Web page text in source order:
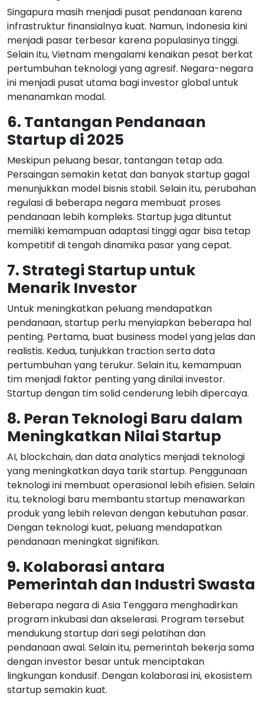
Singapura masih menjadi pusat pendanaan karena
infrastruktur finansialnya kuat. Namun, Indonesia kini
menjadi pasar terbesar karena populasinya tinggi.
Selain itu, Vietnam mengalami kenaikan pesat berkat
pertumbuhan teknologi yang agresif. Negara-negara
ini menjadi pusat utama bagi investor global untuk
menanamkan modal.
6. Tantangan Pendanaan
Startup di 2025
Meskipun peluang besar, tantangan tetap ada.
Persaingan semakin ketat dan banyak startup gagal
menunjukkan model bisnis stabil. Selain itu, perubahan
regulasi di beberapa negara membuat proses
pendanaan lebih kompleks. Startup juga dituntut
memiliki kemampuan adaptasi tinggi agar bisa tetap
kompetitif di tengah dinamika pasar yang cepat.
7. Strategi Startup untuk
Menarik Investor
Untuk meningkatkan peluang mendapatkan
pendanaan, startup perlu menyiapkan beberapa hal
penting. Pertama, buat business model yang jelas dan
realistis. Kedua, tunjukkan traction serta data
pertumbuhan yang terukur. Selain itu, kemampuan
tim menjadi faktor penting yang dinilai investor.
Startup dengan tim solid cenderung lebih dipercaya.
8. Peran Teknologi Baru dalam
Meningkatkan Nilai Startup
AI, blockchain, dan data analytics menjadi teknologi
yang meningkatkan daya tarik startup. Penggunaan
teknologi ini membuat operasional lebih efisien. Selain
itu, teknologi baru membantu startup menawarkan
produk yang lebih relevan dengan kebutuhan pasar.
Dengan teknologi kuat, peluang mendapatkan
pendanaan meningkat signifikan.
9. Kolaborasi antara
Pemerintah dan Industri Swasta
Beberapa negara di Asia Tenggara menghadirkan
program inkubasi dan akselerasi. Program tersebut
mendukung startup dari segi pelatihan dan
pendanaan awal. Selain itu, pemerintah bekerja sama
dengan investor besar untuk menciptakan
lingkungan kondusif. Dengan kolaborasi ini, ekosistem
startup semakin kuat.